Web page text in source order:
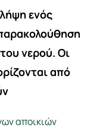
ενός
νερού. Οι
από
αποικιών